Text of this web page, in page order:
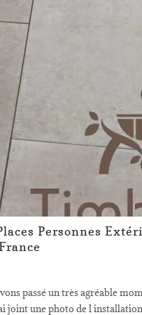
Personnes
passé un très agréable
joint une photo de l